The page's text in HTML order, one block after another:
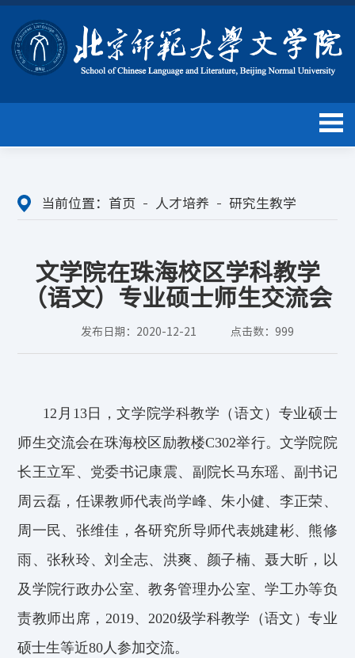
当前位置： 首页 人才培养 研究生教学
文学院在珠海校区学科教学
（语文）专业硕士师生交流会
发布日期：2020-12-21 点击数： 999
12月13日，文学院学科教学（语文）专业硕士
师生交流会在珠海校区励教楼C302举行。文学院院
长王立军、党委书记康震、副院长马东瑶、副书记
周云磊 ， 任课教师代表尚学峰、朱小健、李正荣、
周一民、张维佳，各研究所导师代表姚建彬、熊修
雨、张秋玲、刘全志、洪爽、颜子楠、聂大昕，以
及学院行政办公室、教务管理办公室、学工办等负
责教师出席，2019、2020级学科教学（语文）专业
硕士生等近80人参加交流。